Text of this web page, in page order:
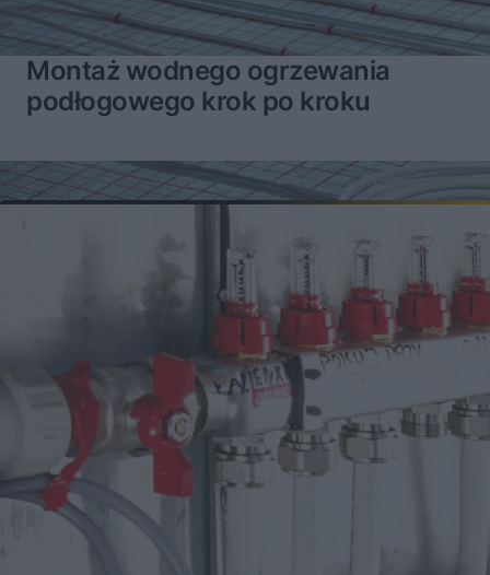
Montaż wodnego ogrzewania
podłogowego krok po kroku